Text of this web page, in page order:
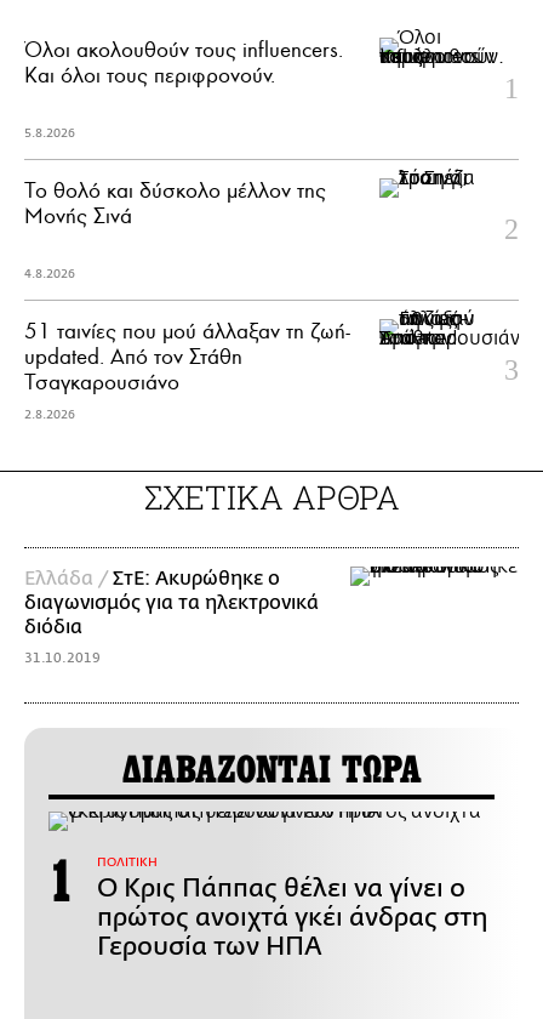
Όλοι ακολουθούν τους influencers.
Και όλοι τους περιφρονούν.
5.8.2026
Το θολό και δύσκολο μέλλον της
Μονής Σινά
4.8.2026
51 ταινίες που μού άλλαξαν τη ζωή-
updated. Aπό τον Στάθη
Τσαγκαρουσιάνο
2.8.2026
ΣΧΕΤΙΚΑ ΑΡΘΡΑ
Ελλάδα /ΣτΕ: Ακυρώθηκε ο
διαγωνισμός για τα ηλεκτρονικά
διόδια
31.10.2019
ΔΙΑΒΑΖΟΝΤΑΙ ΤΩΡΑ
ΠΟΛΙΤΙΚΗ
Ο Κρις Πάππας θέλει να γίνει ο
πρώτος ανοιχτά γκέι άνδρας στη
Γερουσία των ΗΠΑ